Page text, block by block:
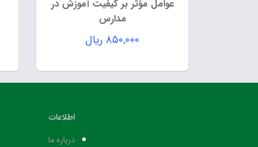
عوامل مؤثر بر کیفیت آموزش در
مدارس
۸۵۰,۰۰۰ ریال
اطلاعات
درباره ما